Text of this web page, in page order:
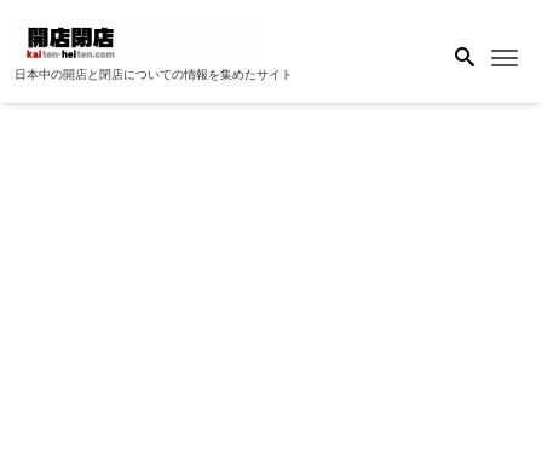
日本中の開店と閉店についての情報を集めたサイト